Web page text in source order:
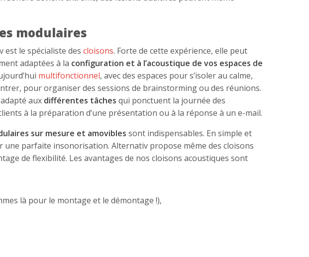
modulaires
est le spécialiste descloisons. Forte de cette expérience, elle peut
adaptées à la configuration et à l’acoustique de vos espaces de
multifonctionnel, avec des espaces pour s’isoler au calme,
pour organiser des sessions de brainstorming ou des réunions.
aux différentes tâches qui ponctuent la journée des
à la préparation d’une présentation ou à la réponse à un e-mail.
sur mesure et amovibles sont indispensables. En simple et
une parfaite insonorisation. Alternativ propose même des cloisons
de flexibilité. Les avantages de nos cloisons acoustiques sont
là pour le montage et le démontage !),